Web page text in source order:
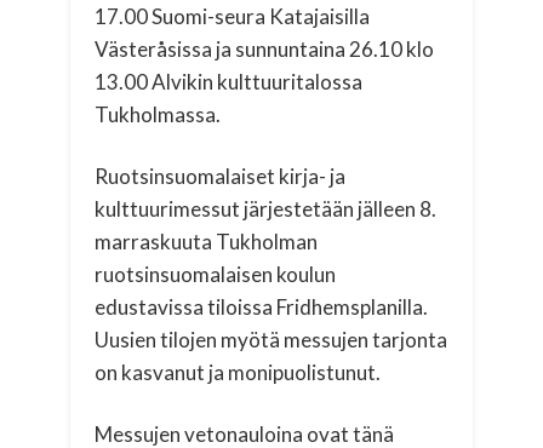
17.00 Suomi-seura Katajaisilla
Västeråsissa ja sunnuntaina 26.10 klo
13.00 Alvikin kulttuuritalossa
Tukholmassa.
Ruotsinsuomalaiset kirja- ja
kulttuurimessut järjestetään jälleen 8.
marraskuuta Tukholman
ruotsinsuomalaisen koulun
edustavissa tiloissa Fridhemsplanilla.
Uusien tilojen myötä messujen tarjonta
on kasvanut ja monipuolistunut.
Messujen vetonauloina ovat tänä